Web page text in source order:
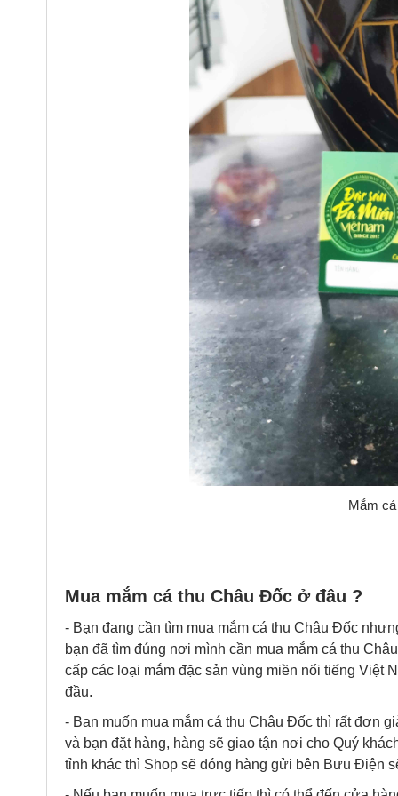
Mắm
Mua mắm cá thu Châu Đốc ở đâu ?
- Bạn đang cần tìm mua mắm cá thu Châu Đốc
bạn đã tìm đúng nơi mình cần mua mắm cá thu
cấp các loại mắm đặc sản vùng miền nổi tiếng Việt
đầu.
- Bạn muốn mua mắm cá thu Châu Đốc thì rất đơn
và bạn đặt hàng, hàng sẽ giao tận nơi cho Quý
tỉnh khác thì Shop sẽ đóng hàng gửi bên Bưu Điện